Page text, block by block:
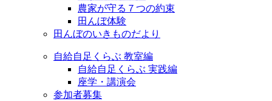
農家が守る７つの約束
田んぼ体験
田んぼのいきものだより
自給自足くらぶ 教室編
自給自足くらぶ 実践編
座学・講演会
参加者募集